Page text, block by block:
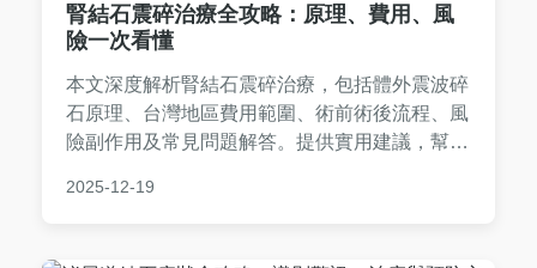
腎結石震碎治療全攻略：原理、費用、風
險一次看懂
本文深度解析腎結石震碎治療，包括體外震波碎
石原理、台灣地區費用範圍、術前術後流程、風
險副作用及常見問題解答。提供實用建議，幫助
策。內容基於醫療知識和真實經驗，避免空洞理
2025-12-19